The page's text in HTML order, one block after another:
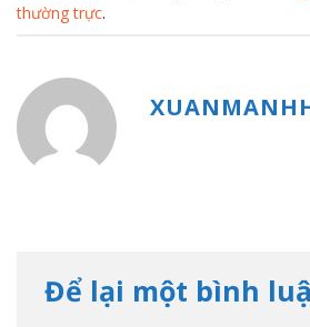
thường trực.
Để lại một bình